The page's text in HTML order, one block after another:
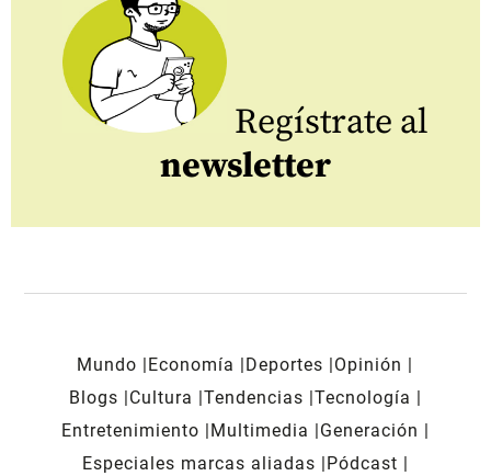
Regístrate al
newsletter
Mundo Economía Deportes
Opinión
Blogs
Cultura Tendencias Tecnología
Entretenimiento
Multimedia
Generación
Especiales marcas aliadas
Pódcast